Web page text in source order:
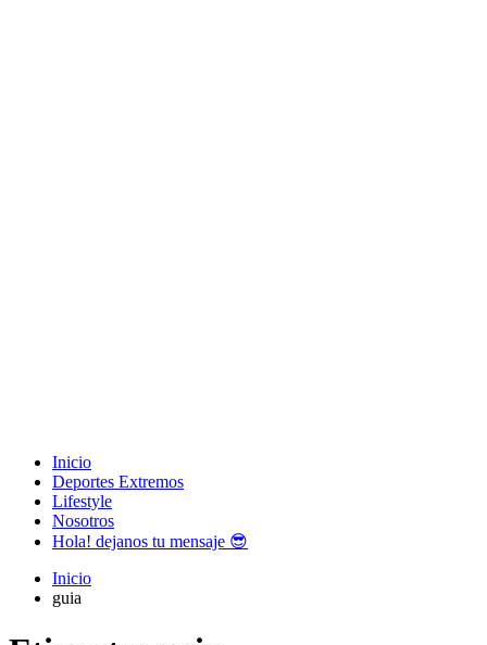
Inicio
Deportes Extremos
Lifestyle
Nosotros
Hola! dejanos tu mensaje 😎
Inicio
guia